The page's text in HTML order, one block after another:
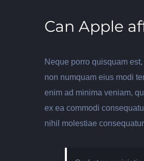
Can Apple
Neque porro quisquam
non numquam eius modi
enim ad minima veniam,
ex ea commodi
nihil molestiae